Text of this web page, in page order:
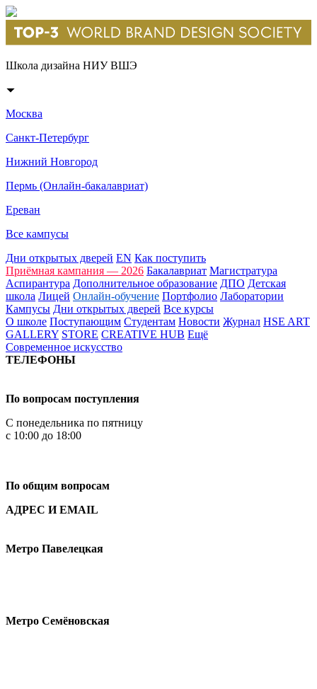
Школа дизайна НИУ ВШЭ
Москва
Санкт-Петербург
Нижний Новгород
Пермь (Онлайн-бакалавриат)
Ереван
Все кампусы
Дни открытых дверей EN Как поступить
Приёмная кампания — 2026 Бакалавриат Магистратура
Аспирантура Дополнительное образование ДПО Детская
школа Лицей Онлайн-обучение Портфолио Лаборатории
Кампусы Дни открытых дверей Все курсы
О школе Поступающим Студентам Новости Журнал HSE ART
GALLERY STORE CREATIVE HUB Ещё
Современное искусство
ТЕЛЕФОНЫ
По вопросам поступления
С понедельника по пятницу
с 10:00 до 18:00
По общим вопросам
АДРЕС И EMAIL
Метро Павелецкая
Метро Семёновская